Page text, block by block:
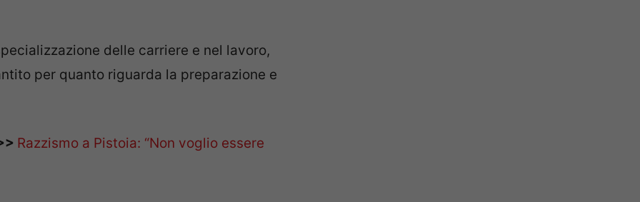
delle carriere e nel lavoro,
per quanto riguarda la preparazione e
Razzismo a Pistoia: “Non voglio essere